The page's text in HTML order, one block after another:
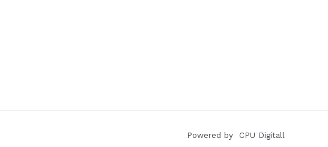
Powered by CPU Digitall